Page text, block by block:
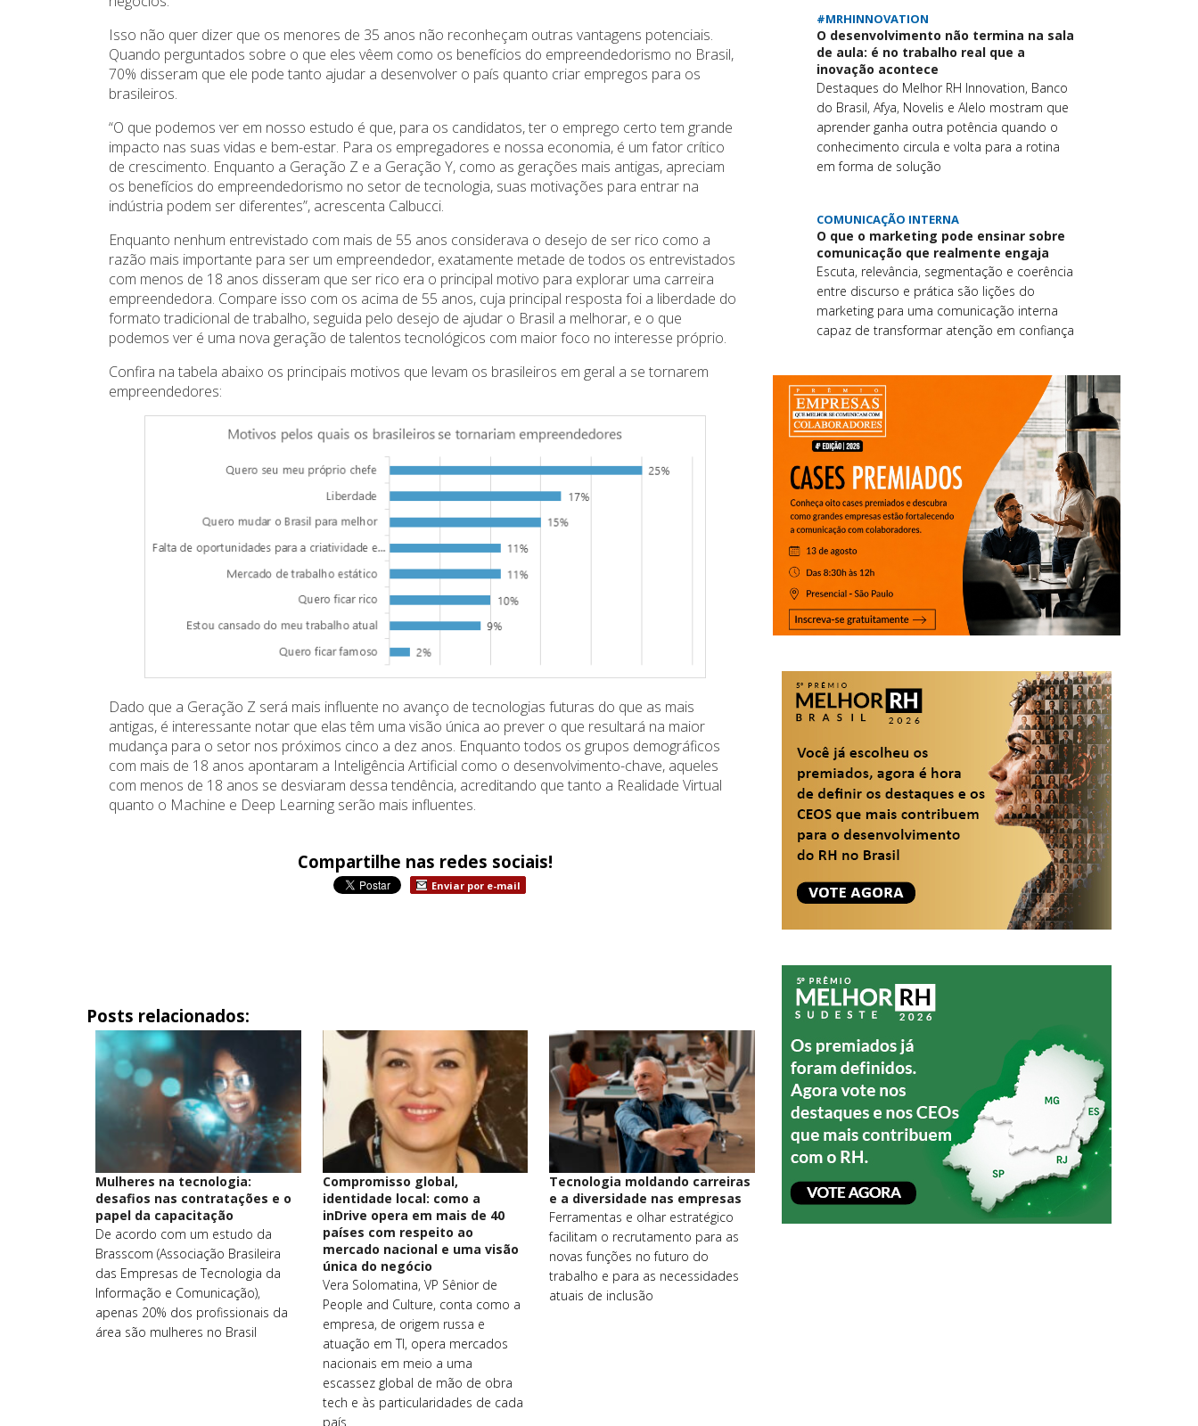
Isso não quer dizer que os menores de 35 anos não reconheçam outras vantagens potenciais.
Quando perguntados sobre o que eles vêem como os benefícios do empreendedorismo no Brasil,
70% disseram que ele pode tanto ajudar a desenvolver o país quanto criar empregos para os
brasileiros.
“O que podemos ver em nosso estudo é que, para os candidatos, ter o emprego certo tem grande
impacto nas suas vidas e bem-estar. Para os empregadores e nossa economia, é um fator crítico
de crescimento. Enquanto a Geração Z e a Geração Y, como as gerações mais antigas, apreciam
os benefícios do empreendedorismo no setor de tecnologia, suas motivações para entrar na
indústria podem ser diferentes”, acrescenta Calbucci.
Enquanto nenhum entrevistado com mais de 55 anos considerava o desejo de ser rico como a
razão mais importante para ser um empreendedor, exatamente metade de todos os entrevistados
com menos de 18 anos disseram que ser rico era o principal motivo para explorar uma carreira
empreendedora. Compare isso com os acima de 55 anos, cuja principal resposta foi a liberdade do
formato tradicional de trabalho, seguida pelo desejo de ajudar o Brasil a melhorar, e o que
podemos ver é uma nova geração de talentos tecnológicos com maior foco no interesse próprio.
Confira na tabela abaixo os principais motivos que levam os brasileiros em geral a se tornarem
empreendedores:
Dado que a Geração Z será mais influente no avanço de tecnologias futuras do que as mais
antigas, é interessante notar que elas têm uma visão única ao prever o que resultará na maior
mudança para o setor nos próximos cinco a dez anos. Enquanto todos os grupos demográficos
com mais de 18 anos apontaram a Inteligência Artificial como o desenvolvimento-chave, aqueles
com menos de 18 anos se desviaram dessa tendência, acreditando que tanto a Realidade Virtual
quanto o Machine e Deep Learning serão mais influentes.
Compartilhe nas redes sociais!
Enviar por e-mail
Posts relacionados:
Mulheres na tecnologia:
desafios nas contratações e o
papel da capacitação
De acordo com um estudo da
Brasscom (Associação Brasileira
das Empresas de Tecnologia da
Informação e Comunicação),
apenas 20% dos profissionais da
área são mulheres no Brasil
Compromisso global,
identidade local: como a
inDrive opera em mais de 40
países com respeito ao
mercado nacional e uma visão
única do negócio
Vera Solomatina, VP Sênior de
People and Culture, conta como a
empresa, de origem russa e
atuação em TI, opera mercados
nacionais em meio a uma
escassez global de mão de obra
tech e às particularidades de cada
país
Tecnologia moldando carreiras
e a diversidade nas empresas
Ferramentas e olhar estratégico
facilitam o recrutamento para as
novas funções no futuro do
trabalho e para as necessidades
atuais de inclusão
#MRHINNOVATION
O desenvolvimento não termina na sala
de aula: é no trabalho real que a
inovação acontece
Destaques do Melhor RH Innovation, Banco
do Brasil, Afya, Novelis e Alelo mostram que
aprender ganha outra potência quando o
conhecimento circula e volta para a rotina
em forma de solução
COMUNICAÇÃO INTERNA
O que o marketing pode ensinar sobre
comunicação que realmente engaja
Escuta, relevância, segmentação e coerência
entre discurso e prática são lições do
marketing para uma comunicação interna
capaz de transformar atenção em confiança